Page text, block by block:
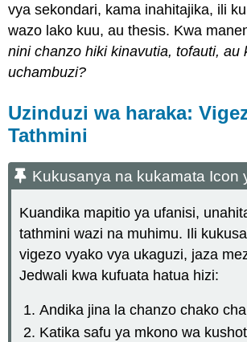
vya sekondari, kama inahitajika, ili
wazo lako kuu, au thesis. Kwa
nini chanzo hiki kinavutia, tofauti, au
uchambuzi?
Uzinduzi wa haraka:
Tathmini
Kukusanya na kukamata Icon
Kuandika mapitio ya ufanisi,
tathmini wazi na muhimu. Ili
vigezo vyako vya ukaguzi, jaza
Jedwali kwa kufuata hatua hizi:
Andika jina la chanzo chako
Katika safu ya mkono wa